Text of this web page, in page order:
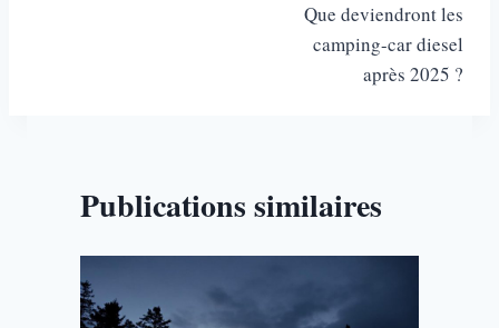
Que deviendront les
camping-car diesel​
après 2025 ?
Publications similaires